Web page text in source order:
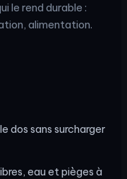
le rend durable :
alimentation.
dos sans surcharger
eau et pièges à